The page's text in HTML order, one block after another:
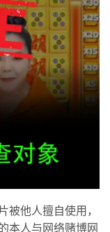
他人擅自使用，